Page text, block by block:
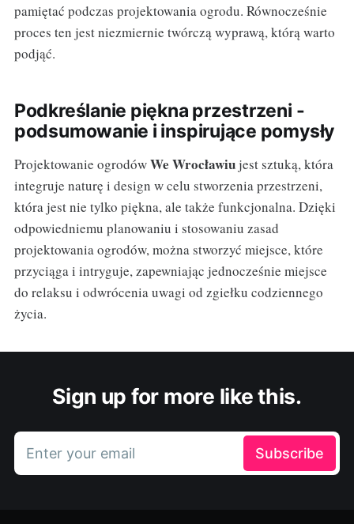
pamiętać podczas projektowania ogrodu. Równocześnie
proces ten jest niezmiernie twórczą wyprawą, którą warto
podjąć.
Podkreślanie piękna przestrzeni -
podsumowanie i inspirujące pomysły
Projektowanie ogrodówWe Wrocławiujest sztuką, która
integruje naturę i design w celu stworzenia przestrzeni,
która jest nie tylko piękna, ale także funkcjonalna. Dzięki
odpowiedniemu planowaniu i stosowaniu zasad
projektowania ogrodów, można stworzyć miejsce, które
przyciąga i intryguje, zapewniając jednocześnie miejsce
do relaksu i odwrócenia uwagi od zgiełku codziennego
życia.
Sign up for more like this.
Enter your email Subscribe